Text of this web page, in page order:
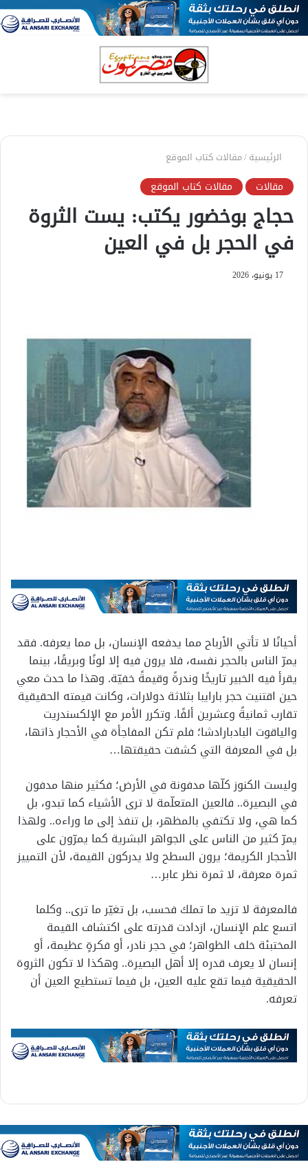
الرئيسية/مقالات كتاب الموقع
مقالات مقالات كتاب الموقع
حجاج بوخضور يكتب: يست الثروة
في الحجر بل في العين
17 يونيو، 2026
أحيانًا لا تأتي الأرباح مما يدفعه الإنسان، بل مما يعرفه. فقد
يمرّ الناس بالحجر نفسه، فلا يرون فيه إلا لونًا وبريقًا، بينما
يقرأ فيه الخبير تاريخًا وندرةً وقيمةً خفيّة. وهذا ما حدث معي
حين اقتنيت حجر بارايبا بثلاثة دولارات، وكانت قيمته الحقيقية
تقارب ثمانيةً وعشرين ألفًا. وتكرر الأمر مع الإلكسندريت
والياقوت البادبارادشا؛ فلم تكن المفاجأة في الأحجار ذاتها،
بل في المعرفة التي كشفت حقيقتها…
وليست الكنوز كلّها مدفونة في الأرض؛ فكثير منها مدفون
في البصيرة.. فالعين المتعلّمة لا ترى الأشياء كما تبدو، بل
كما هي، ولا تكتفي بالمظهر، بل تنفذ إلى ما وراءه.. ولهذا
يمرّ كثير من الناس على الجواهر البشرية كما يمرّون على
الأحجار الكريمة؛ يرون السطح ولا يدركون القيمة، لأن التمييز
ثمرة معرفة، لا ثمرة نظر عابر…
فالمعرفة لا تزيد ما تملك فحسب، بل تغيّر ما ترى.. وكلما
اتسع علم الإنسان، ازدادت قدرته على اكتشاف القيمة
المختبئة خلف الظواهر؛ في حجر نادر، أو فكرةٍ عظيمة، أو
إنسان لا يعرف قدره إلا أهل البصيرة.. وهكذا لا تكون الثروة
الحقيقية فيما تقع عليه العين، بل فيما تستطيع العين أن
تعرفه.